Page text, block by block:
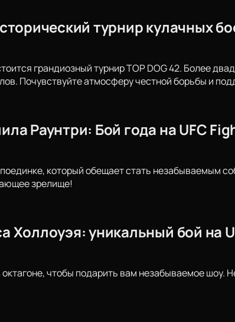
турнир кулачных
грандиозный турнир TOP DOG 42. Более
Почувствуйте атмосферу честной борьбы и
Раунтри: Бой года на UFC
который обещает стать незабываемым
зрелище!
Холлоуэя: уникальный бой на
чтобы подарить вам незабываемое шоу.